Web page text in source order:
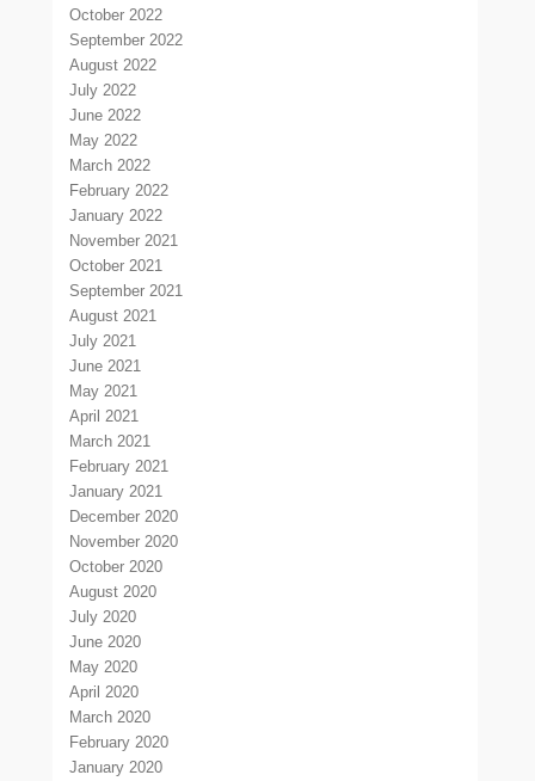
October 2022
September 2022
August 2022
July 2022
June 2022
May 2022
March 2022
February 2022
January 2022
November 2021
October 2021
September 2021
August 2021
July 2021
June 2021
May 2021
April 2021
March 2021
February 2021
January 2021
December 2020
November 2020
October 2020
August 2020
July 2020
June 2020
May 2020
April 2020
March 2020
February 2020
January 2020